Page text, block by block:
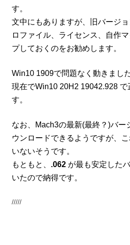
す。
文中にもありますが、旧バージ
ロファイル、ライセンス、自作
プしておくのをお勧めします。
Win10 1909で問題なく動きまし
現在でWin10 20H2 19042.928 で
す。
なお、Mach3の最新(最終？)バー
ウンロードできるようですが、
いないそうです。
もともと、 .062 が最も安定した
いたので納得です。
/////